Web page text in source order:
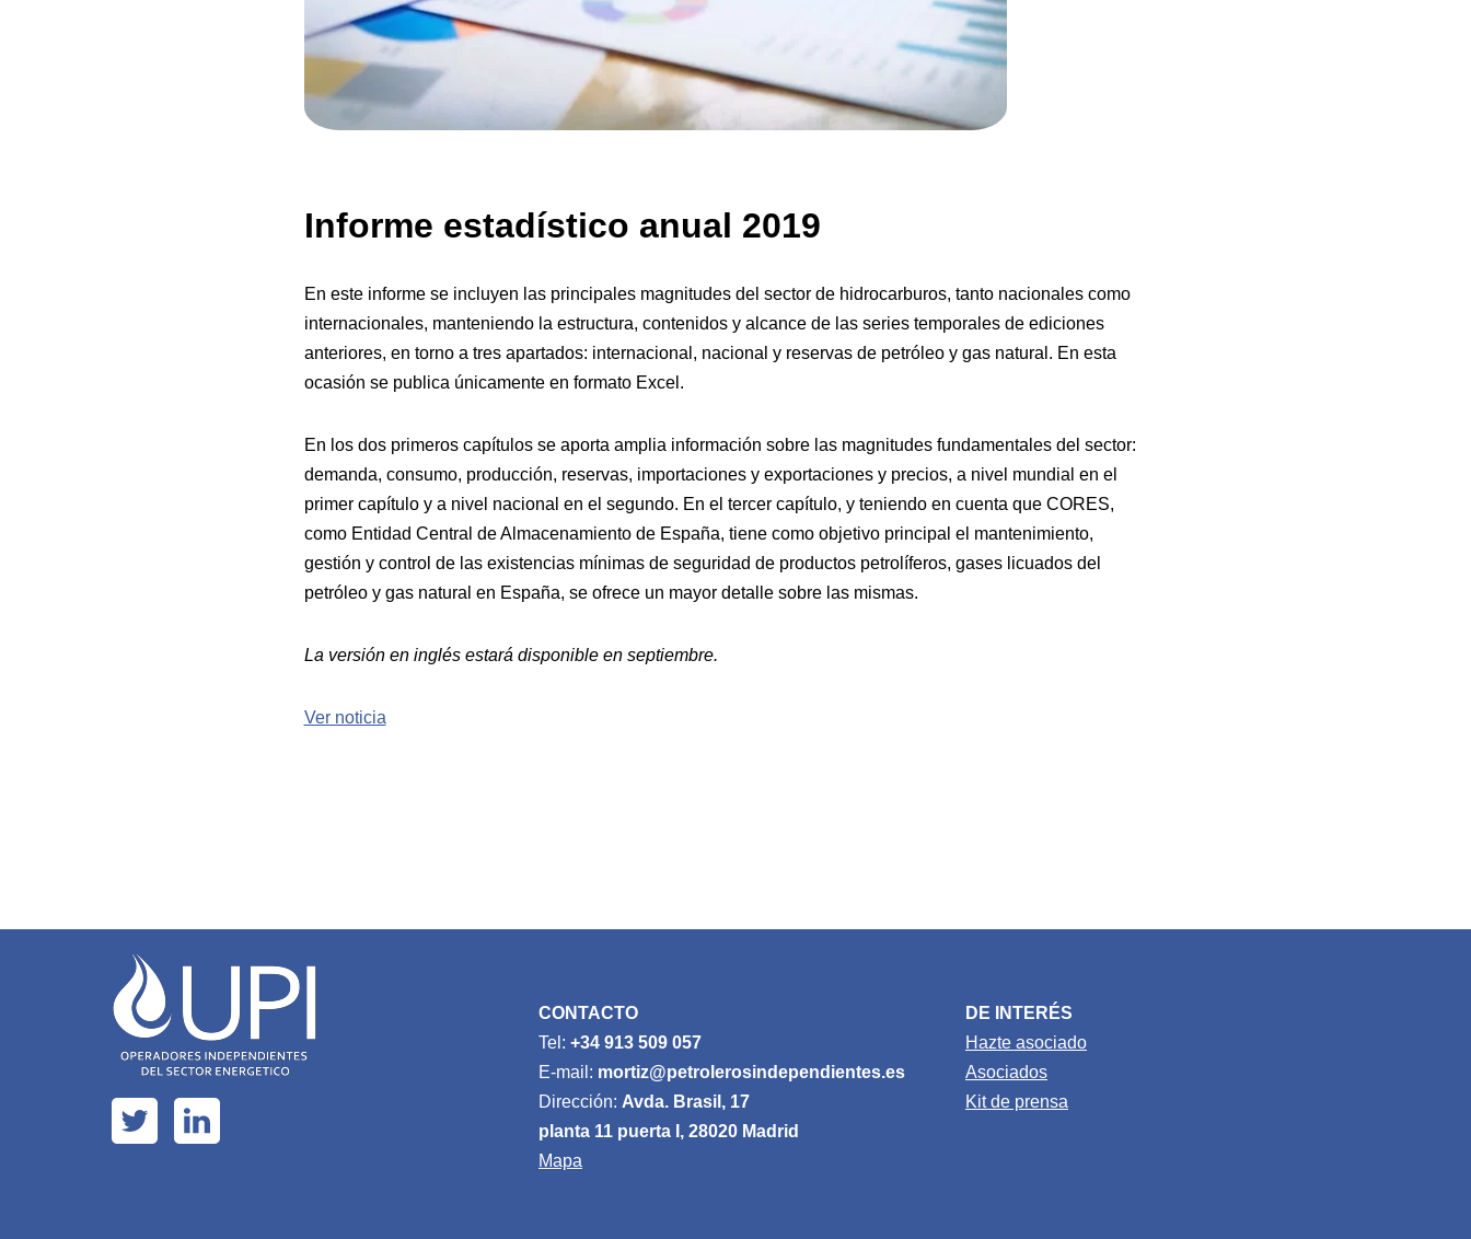
Informe estadístico anual 2019
En este informe se incluyen las principales magnitudes del sector de hidrocarburos, tanto nacionales como
internacionales, manteniendo la estructura, contenidos y alcance de las series temporales de ediciones
anteriores, en torno a tres apartados: internacional, nacional y reservas de petróleo y gas natural. En esta
ocasión se publica únicamente en formato Excel.
En los dos primeros capítulos se aporta amplia información sobre las magnitudes fundamentales del sector:
demanda, consumo, producción, reservas, importaciones y exportaciones y precios, a nivel mundial en el
primer capítulo y a nivel nacional en el segundo. En el tercer capítulo, y teniendo en cuenta que CORES,
como Entidad Central de Almacenamiento de España, tiene como objetivo principal el mantenimiento,
gestión y control de las existencias mínimas de seguridad de productos petrolíferos, gases licuados del
petróleo y gas natural en España, se ofrece un mayor detalle sobre las mismas.
La versión en inglés estará disponible en septiembre.
Ver noticia
CONTACTO
Tel: +34 913 509 057
E-mail: mortiz@petrolerosindependientes.es
Dirección: Avda. Brasil, 17
planta 11 puerta I, 28020 Madrid
Mapa
DE INTERÉS
Hazte asociado
Asociados
Kit de prensa